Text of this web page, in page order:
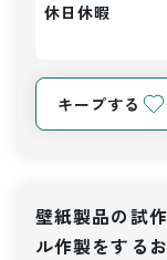
休日休暇
キープする
壁紙製品の試
ル作製をする